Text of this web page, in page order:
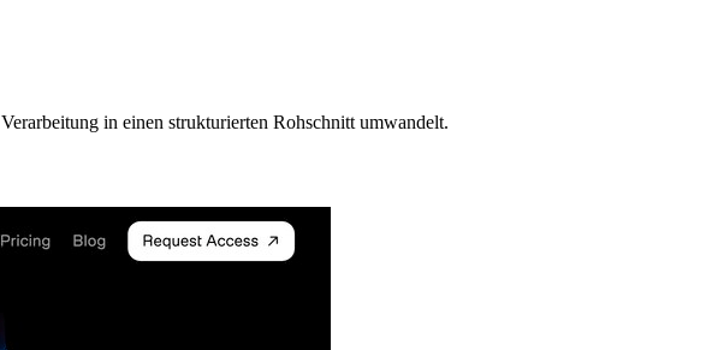
in einen strukturierten Rohschnitt umwandelt.